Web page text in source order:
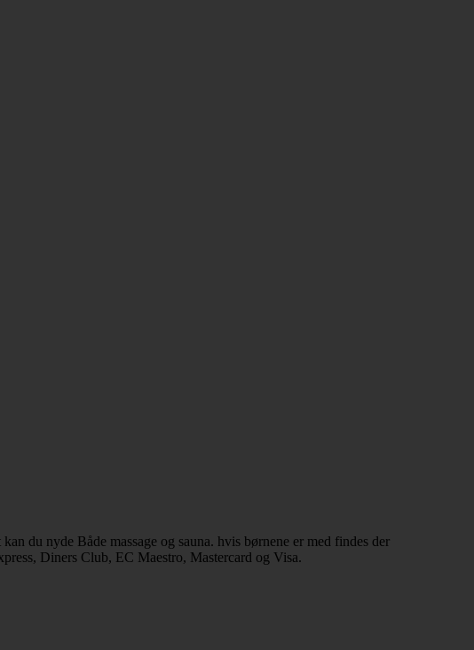
du nyde Både massage og sauna. hvis børnene er med findes der
Diners Club, EC Maestro, Mastercard og Visa.